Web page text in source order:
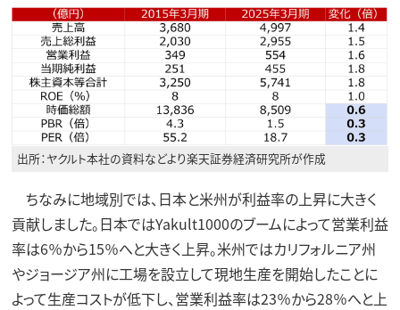
出所：ヤクルト本社の資料などより楽天証券経済研究所が作成
ちなみに地域別では、日本と米州が利益率の上昇に大きく
貢献しました。日本ではYakult1000のブームによって営業利益
率は6％から15％へと大きく上昇。米州ではカリフォルニア州
やジョージア州に工場を設立して現地生産を開始したことに
よって生産コストが低下し、営業利益率は23％から28％へと上